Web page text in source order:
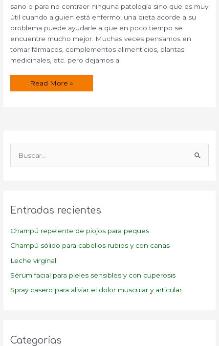
sano o para no contraer ninguna patología sino que es muy
útil cuando alguien está enfermo, una dieta acorde a su
problema puede ayudarle a que en poco tiempo se
encuentre mucho mejor. Muchas veces pensamos en
tomar fármacos, complementos alimenticios, plantas
medicinales, etc. pero dejamos a
Gachas
Read More »
r
p
o
Entradas recientes
Champú repelente de piojos para peques
Champú sólido para cabellos rubios y con canas
Leche virginal
Sérum facial para pieles sensibles y con cuperosis
Spray casero para aliviar el dolor muscular y articular
Categorías